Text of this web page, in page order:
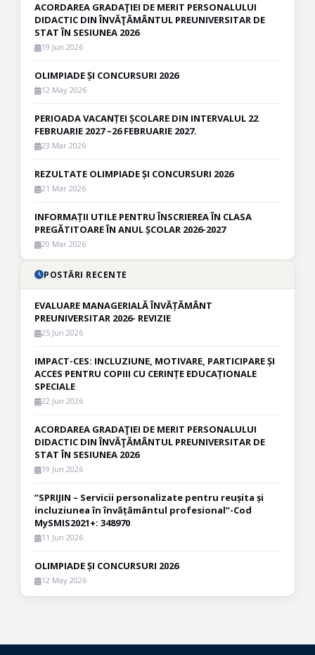
ACORDAREA GRADAŢIEI DE MERIT PERSONALULUI
DIDACTIC DIN ÎNVĂŢĂMÂNTUL PREUNIVERSITAR DE
STAT ÎN SESIUNEA 2026
19 Jun 2026
OLIMPIADE ȘI CONCURSURI 2026
12 May 2026
PERIOADA VACANȚEI ȘCOLARE DIN INTERVALUL 22
FEBRUARIE 2027 –26 FEBRUARIE 2027.
23 Mar 2026
REZULTATE OLIMPIADE ȘI CONCURSURI 2026
21 Mar 2026
INFORMAȚII UTILE PENTRU ÎNSCRIEREA ÎN CLASA
PREGĂTITOARE ÎN ANUL ȘCOLAR 2026-2027
20 Mar 2026
POSTĂRI RECENTE
EVALUARE MANAGERIALĂ ÎNVĂȚĂMÂNT
PREUNIVERSITAR 2026- REVIZIE
25 Jun 2026
IMPACT-CES: INCLUZIUNE, MOTIVARE, PARTICIPARE ȘI
ACCES PENTRU COPIII CU CERINȚE EDUCAȚIONALE
SPECIALE
22 Jun 2026
ACORDAREA GRADAŢIEI DE MERIT PERSONALULUI
DIDACTIC DIN ÎNVĂŢĂMÂNTUL PREUNIVERSITAR DE
STAT ÎN SESIUNEA 2026
19 Jun 2026
”SPRIJIN – Servicii personalizate pentru reușita și
incluziunea în învățământul profesional”-Cod
MySMIS2021+: 348970
11 Jun 2026
OLIMPIADE ȘI CONCURSURI 2026
12 May 2026